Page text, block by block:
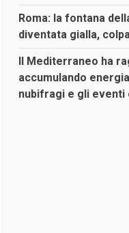
Roma: la fontana
diventata gialla,
Il Mediterraneo ha
accumulando
nubifragi e gli eventi